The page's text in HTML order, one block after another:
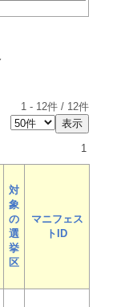
1 - 12件 / 12件
1
対
象
の
選
挙
区
マニフェス
トID